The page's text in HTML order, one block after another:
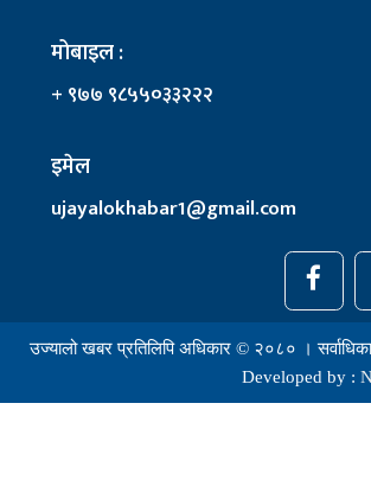
मोबाइल :
+ ९७७ ९८५५०३३२२२
इमेल
ujayalokhabar1@gmail.com
उज्यालो खबर प्रतिलिपि अधिकार © २०८० ।
Developed by :